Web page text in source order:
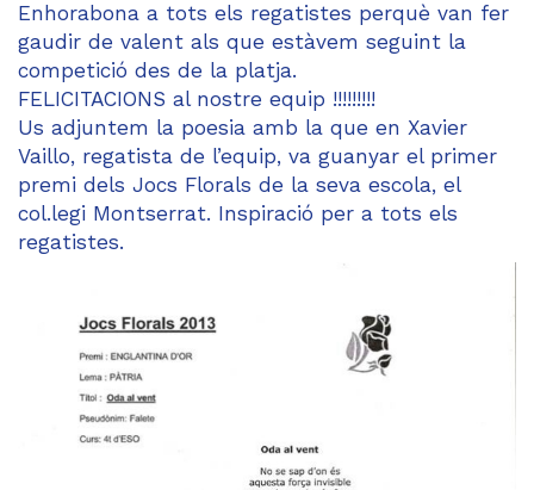
Enhorabona a tots els regatistes perquè van fer
gaudir de valent als que estàvem seguint la
competició des de la platja.
FELICITACIONS al nostre equip !!!!!!!!!
Us adjuntem la poesia amb la que en Xavier
Vaillo, regatista de l’equip, va guanyar el primer
premi dels Jocs Florals de la seva escola, el
col.legi Montserrat. Inspiració per a tots els
regatistes.